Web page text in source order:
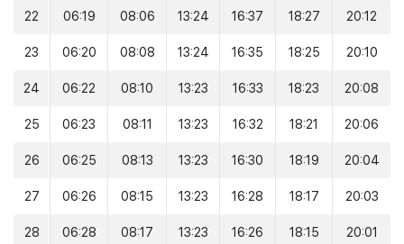
22 06:19 08:06 13:24 16:37 18:27 20:12
23 06:20 08:08 13:24 16:35 18:25 20:10
24 06:22 08:10 13:23 16:33 18:23 20:08
25 06:23 08:11 13:23 16:32 18:21 20:06
26 06:25 08:13 13:23 16:30 18:19 20:04
27 06:26 08:15 13:23 16:28 18:17 20:03
28 06:28 08:17 13:23 16:26 18:15 20:01